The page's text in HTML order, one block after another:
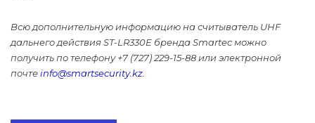
Всю дополнительную информацию на считыватель UHF
дальнего действия ST-LR330E бренда Smartec можно
получить по телефону +7 (727) 229-15-88 или электронной
почтеinfo@smartsecurity.kz